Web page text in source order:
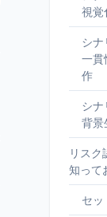
視覚
シ
一貫
作
シ
背景
リスク
知って
セッ